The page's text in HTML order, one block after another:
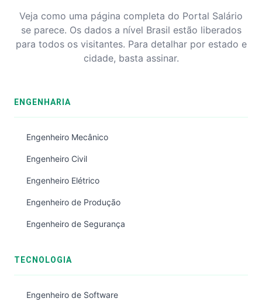
Veja como uma página completa do Portal Salário
se parece. Os dados a nível Brasil estão liberados
para todos os visitantes. Para detalhar por estado e
cidade, basta assinar.
ENGENHARIA
Engenheiro Mecânico
Engenheiro Civil
Engenheiro Elétrico
Engenheiro de Produção
Engenheiro de Segurança
TECNOLOGIA
Engenheiro de Software